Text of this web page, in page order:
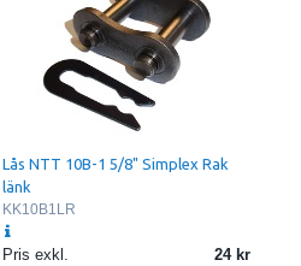
Lås NTT 10B-1 5/8" Simplex Rak
länk
KK10B1LR
Pris exkl.
24